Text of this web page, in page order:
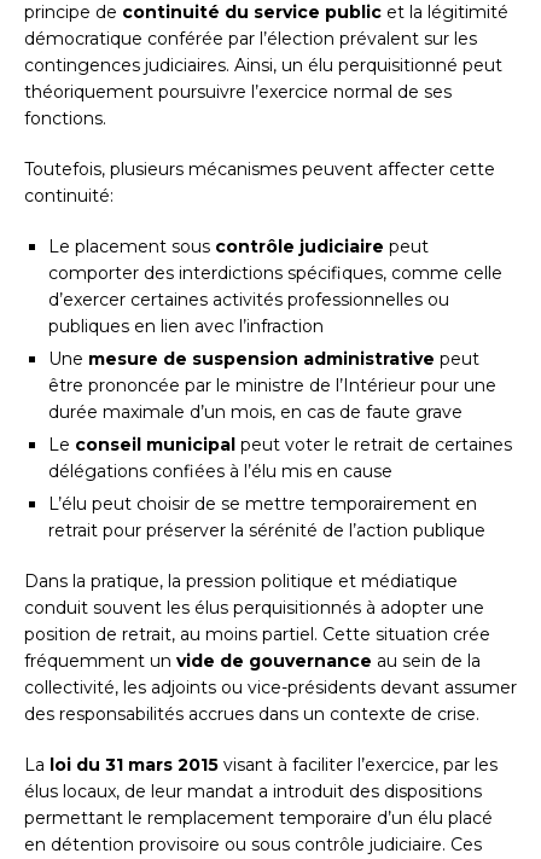
principe de continuité du service public et la légitimité
démocratique conférée par l’élection prévalent sur les
contingences judiciaires. Ainsi, un élu perquisitionné peut
théoriquement poursuivre l’exercice normal de ses
fonctions.
Toutefois, plusieurs mécanismes peuvent affecter cette
continuité:
Le placement sous contrôle judiciaire peut
comporter des interdictions spécifiques, comme celle
d’exercer certaines activités professionnelles ou
publiques en lien avec l’infraction
Une mesure de suspension administrative peut
être prononcée par le ministre de l’Intérieur pour une
durée maximale d’un mois, en cas de faute grave
Le conseil municipal peut voter le retrait de certaines
délégations confiées à l’élu mis en cause
L’élu peut choisir de se mettre temporairement en
retrait pour préserver la sérénité de l’action publique
Dans la pratique, la pression politique et médiatique
conduit souvent les élus perquisitionnés à adopter une
position de retrait, au moins partiel. Cette situation crée
fréquemment un vide de gouvernance au sein de la
collectivité, les adjoints ou vice-présidents devant assumer
des responsabilités accrues dans un contexte de crise.
La loi du 31 mars 2015 visant à faciliter l’exercice, par les
élus locaux, de leur mandat a introduit des dispositions
permettant le remplacement temporaire d’un élu placé
en détention provisoire ou sous contrôle judiciaire. Ces